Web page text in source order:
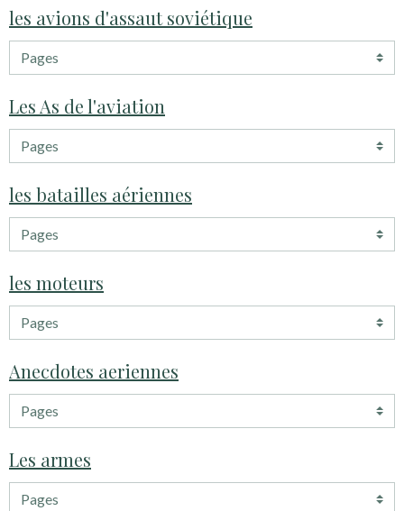
les avions d'assaut soviétique
Les As de l'aviation
les batailles aériennes
les moteurs
Anecdotes aeriennes
Les armes